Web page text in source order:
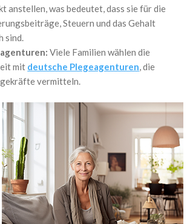
anstellen, was bedeutet, dass sie für die
Steuern und das Gehalt
sind.
Viele Familien wählen die
mit deutsche Plegeagenturen, die
vermitteln.